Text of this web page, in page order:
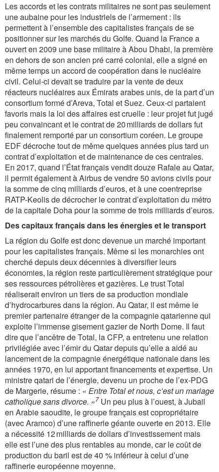
Les accords et les contrats militaires ne sont pas seulement
une aubaine pour les industriels de l’armement : ils
permettent à l’ensemble des capitalistes français de se
positionner sur les marchés du Golfe. Quand la France a
ouvert en 2009 une base militaire à Abou Dhabi, la première
en dehors de son ancien pré carré colonial, elle a signé en
même temps un accord de coopération dans le nucléaire
civil. Celui-ci devait se traduire par la vente de deux
réacteurs nucléaires aux Émirats arabes unis, de la part d’un
consortium formé d’Areva, Total et Suez. Ceux-ci partaient
favoris mais la loi des affaires est cruelle : leur projet fut jugé
peu convaincant et le contrat de 20 milliards de dollars fut
finalement remporté par un consortium coréen. Le groupe
EDF décroche tout de même quelques années plus tard un
contrat d’exploitation et de maintenance de ces centrales.
En 2017, quand l’État français vendit douze Rafale au Qatar,
il permit également à Airbus de vendre 50 avions civils pour
la somme de cinq milliards d’euros, et à une coentreprise
RATP-Keolis de décrocher le contrat d’exploitation du métro
de la capitale Doha pour la somme de trois milliards d’euros.
Des capitaux français dans les énergies et le transport
La région du Golfe est donc devenue un marché important
pour les capitalistes français. Même si les monarchies ont
cherché depuis deux décennies à diversifier leurs
économies, la région reste particulièrement stratégique pour
ses ressources pétrolières et gazières. Le trust Total
réaliserait environ un tiers de sa production mondiale
d’hydrocarbures dans la région. Au Qatar, il est même le
premier partenaire étranger de la compa­gnie qatarienne qui
exploite l’immense gisement gazier de North Dome. Il faut
dire que l’ancêtre de Total, la CFP, a entretenu une relation
privilégiée avec l’émir du Qatar depuis qu’elle a aidé au
lancement de la compagnie énergétique nationale dans les
années 1970, en lui apportant financements et expertise. Un
ministre qatari de l’énergie, devenu un proche de l’ex-PDG
de Margerie, résume : « Entre Total et nous, c’est un mariage
catholique sans divorce. »7Un peu plus à l’ouest, à Jubail
en Arabie saoudite, le groupe français est copropriétaire
(avec Aramco) d’une raffinerie géante ouverte en 2013. Elle
a nécessité 12 milliards de dollars d’investissement mais
elle est l’une des plus rentables au monde, car le coût de
production du baril est de 40 % inférieur à celui d’une
raffinerie européenne moyenne.